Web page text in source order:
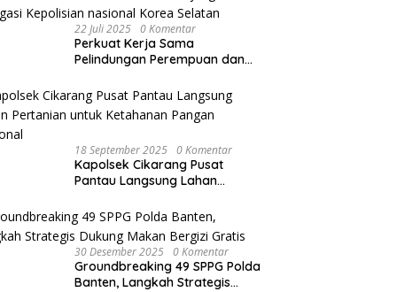
22 Juli 2025 0 Komentar
Perkuat Kerja Sama
Pelindungan Perempuan dan
Kunjungan Delegasi Kepolisian
nasional Korea Selatan
18 September 2025 0 Komentar
Kapolsek Cikarang Pusat
Pantau Langsung Lahan
Pangan Nasional
30 Desember 2025 0 Komentar
Groundbreaking 49 SPPG Polda
Banten, Langkah Strategis